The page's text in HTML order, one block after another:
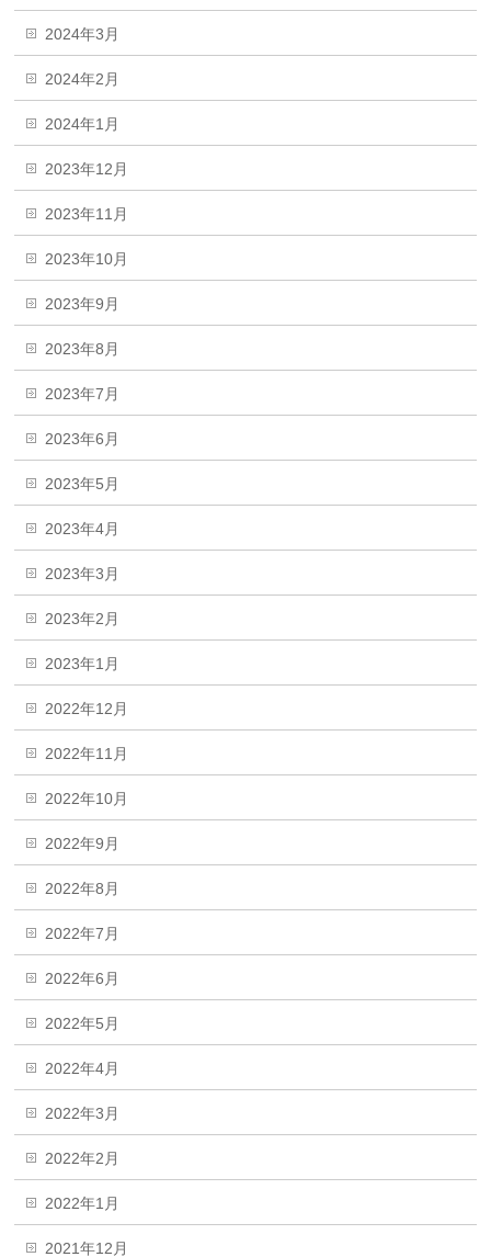
2024年3月
2024年2月
2024年1月
2023年12月
2023年11月
2023年10月
2023年9月
2023年8月
2023年7月
2023年6月
2023年5月
2023年4月
2023年3月
2023年2月
2023年1月
2022年12月
2022年11月
2022年10月
2022年9月
2022年8月
2022年7月
2022年6月
2022年5月
2022年4月
2022年3月
2022年2月
2022年1月
2021年12月